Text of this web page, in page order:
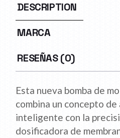
DESCRIPTION
MARCA
RESEÑAS (0)
Esta nueva bomba de
combina un concepto
inteligente con la
dosificadora de